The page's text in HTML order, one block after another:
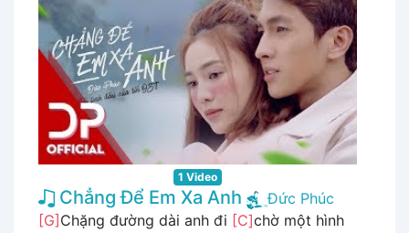
1 Video
Chẳng Để Em Xa Anh
Đức Phúc
[G]Chặng đường dài anh đi [C]chờ một hình